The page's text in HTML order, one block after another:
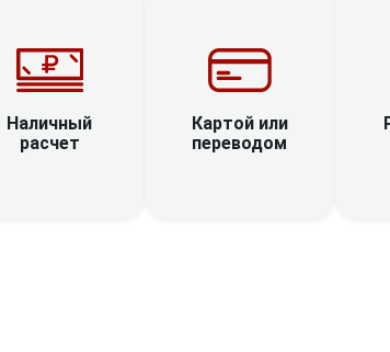
Наличный
расчет
Картой или
переводом